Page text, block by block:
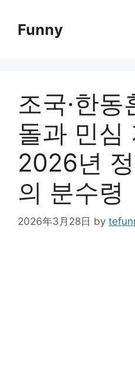
contentFunny
조국·한동
돌과 민심
2026년
의 분수령
2026年3月28日 by